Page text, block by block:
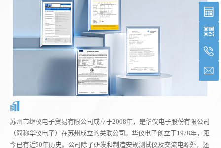
苏州市继仪电子贸易有限公司成立于2008年，是华仪电子股份有限公司
（简称华仪电子）在苏州成立的关联公司。华仪电子创立于1978年，距
今已有近50年历史。公司除了研发和制造安规测试仪及交流电源外，还